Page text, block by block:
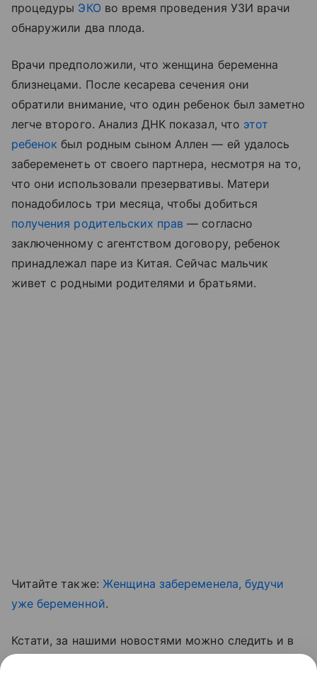
процедуры ЭКО во время проведения УЗИ врачи
обнаружили два плода.
Врачи предположили, что женщина беременна
близнецами. После кесарева сечения они
обратили внимание, что один ребенок был заметно
легче второго. Анализ ДНК показал, что этот
ребенок был родным сыном Аллен — ей удалось
забеременеть от своего партнера, несмотря на то,
что они использовали презервативы. Матери
понадобилось три месяца, чтобы добиться
получения родительских прав — согласно
заключенному с агентством договору, ребенок
принадлежал паре из Китая. Сейчас мальчик
живет с родными родителями и братьями.
Читайте также: Женщина забеременела, будучи
уже беременной.
Кстати, за нашими новостями можно следить и в